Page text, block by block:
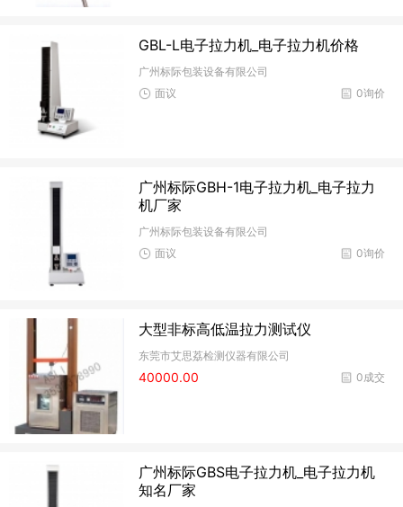
GBL-L电子拉力机_电子拉力机价格
广州标际包装设备有限公司
0询价
面议
广州标际GBH-1电子拉力机_电子拉力
机厂家
广州标际包装设备有限公司
0询价
面议
大型非标高低温拉力测试仪
东莞市艾思荔检测仪器有限公司
0成交
40000.00
广州标际GBS电子拉力机_电子拉力机
知名厂家